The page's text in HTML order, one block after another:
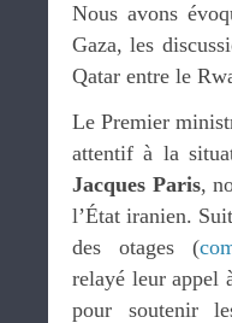
Nous avons
Gaza, les
Qatar entre le
Le Premier
attentif à la
Jacques Paris,
l’État iranien.
des otages (
relayé leur appel
pour soutenir